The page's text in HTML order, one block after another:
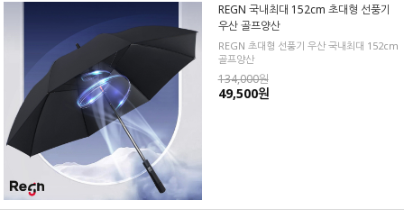
REGN 국내최대 152cm 초대형 선풍기
우산 골프양산
REGN 초대형 선풍기 우산 국내최대 152cm
골프양산
134,000원
49,500원